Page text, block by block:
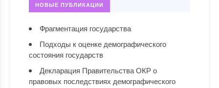
НОВЫЕ ПУБЛИКАЦИИ
Фрагментация государства
Подходы к оценке демографического
состояния государств
Декларация Правительства ОКР о
правовых последствиях демографического